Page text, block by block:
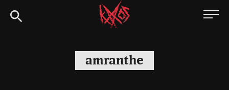
Siirry
suoraan
Kaaoszine
amranthe